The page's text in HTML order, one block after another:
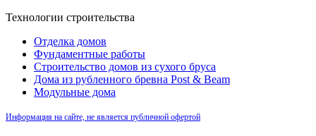
Технологии строительства
Отделка домов
Фундаментные работы
Строительство домов из сухого бруса
Дома из рубленного бревна Post & Beam
Модульные дома
Информация на сайте, не является публичной офертой